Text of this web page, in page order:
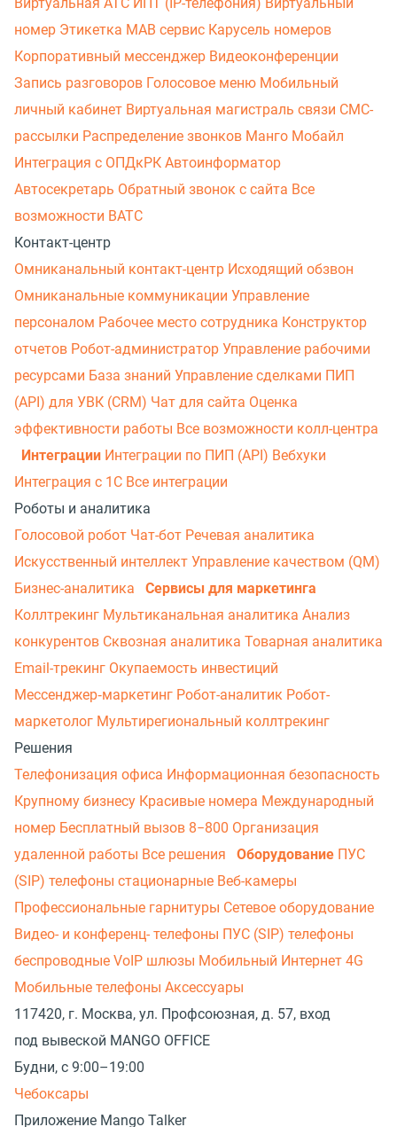
номер Этикетка МАВ сервис Карусель номеров
Корпоративный мессенджер Видеоконференции
Запись разговоров Голосовое меню Мобильный
личный кабинет Виртуальная магистраль связи СМС-
рассылки Распределение звонков Манго Мобайл
Интеграция с ОПДкРК Автоинформатор
Автосекретарь Обратный звонок с сайта Все
возможности ВАТС
Контакт-центр
Омниканальный контакт-центр Исходящий обзвон
Омниканальные коммуникации Управление
персоналом Рабочее место сотрудника Конструктор
отчетов Робот-администратор Управление рабочими
ресурсами База знаний Управление сделками ПИП
(API) для УВК (CRM) Чат для сайта Оценка
эффективности работы Все возможности колл-центра
Интеграции Интеграции по ПИП (API) Вебхуки
Интеграция с 1С Все интеграции
Роботы и аналитика
Голосовой робот Чат-бот Речевая аналитика
Искусственный интеллект Управление качеством (QM)
Бизнес-аналитика
Сервисы для маркетинга
Коллтрекинг Мультиканальная аналитика Анализ
конкурентов Сквозная аналитика Товарная аналитика
Email-трекинг Окупаемость инвестиций
Мессенджер‑маркетинг Робот-аналитик Робот-
маркетолог Мультирегиональный коллтрекинг
Решения
Телефонизация офиса Информационная безопасность
Крупному бизнесу Красивые номера Международный
номер Бесплатный вызов 8−800 Организация
удаленной работы Все решения Оборудование ПУС
(SIP) телефоны стационарные Веб-камеры
Профессиональные гарнитуры Сетевое оборудование
Видео- и конференц- телефоны ПУС (SIP) телефоны
беспроводные VoIP шлюзы Мобильный Интернет 4G
Мобильные телефоны Аксессуары
117420, г. Москва, ул. Профсоюзная, д. 57, вход
под вывеской MANGO OFFICE
Будни, с 9:00–19:00
Чебоксары
Приложение Mango Talker